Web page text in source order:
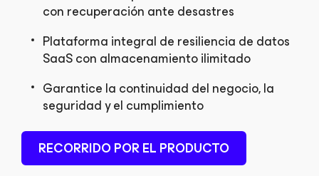
con recuperación ante desastres
Plataforma integral de resiliencia de datos
SaaS con almacenamiento ilimitado
Garantice la continuidad del negocio, la
seguridad y el cumplimiento
RECORRIDO POR EL PRODUCTO